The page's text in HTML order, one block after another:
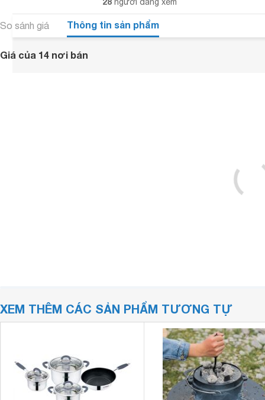
So sánh giá Thông tin sản phẩm
Giá của 14 nơi bán
XEM THÊM CÁC SẢN PHẨM TƯƠNG TỰ